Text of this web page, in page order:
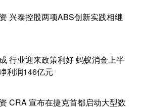
兴泰控股两项ABS创新实践相继
行业迎来政策利好 蚂蚁消金上半
利润146亿元
CRA 宣布在捷克首都启动大型数